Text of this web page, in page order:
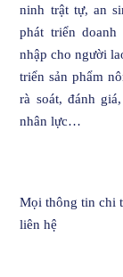
ninh trật tự, an
phát triển
nhập cho người
triển sản phẩm
rà soát, đánh
nhân lực…
Mọi thông tin chi
liên hệ